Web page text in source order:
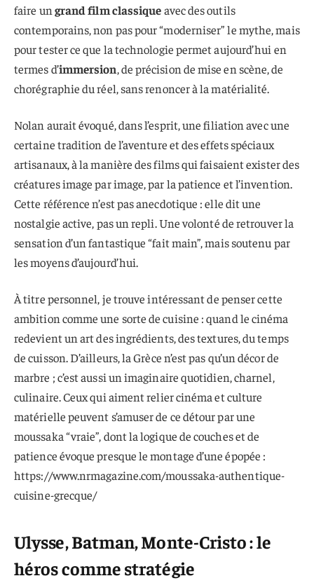
faire un grand film classiqueavec des outils
contemporains, non pas pour “moderniser” le mythe, mais
pour tester ce que la technologie permet aujourd’hui en
termes d’immersion, de précision de mise en scène, de
chorégraphie du réel, sans renoncer à la matérialité.
Nolan aurait évoqué, dans l’esprit, une filiation avec une
certaine tradition de l’aventure et des effets spéciaux
artisanaux, à la manière des films qui faisaient exister des
créatures image par image, par la patience et l’invention.
Cette référence n’est pas anecdotique : elle dit une
nostalgie active, pas un repli. Une volonté de retrouver la
sensation d’un fantastique “fait main”, mais soutenu par
les moyens d’aujourd’hui.
À titre personnel, je trouve intéressant de penser cette
ambition comme une sorte de cuisine : quand le cinéma
redevient un art des ingrédients, des textures, du temps
de cuisson. D’ailleurs, la Grèce n’est pas qu’un décor de
marbre ; c’est aussi un imaginaire quotidien, charnel,
culinaire. Ceux qui aiment relier cinéma et culture
matérielle peuvent s’amuser de ce détour par une
moussaka “vraie”, dont la logique de couches et de
patience évoque presque le montage d’une épopée :
https://www.nrmagazine.com/moussaka-authentique-
cuisine-grecque/
Ulysse, Batman, Monte-Cristo : le
héros comme stratégie